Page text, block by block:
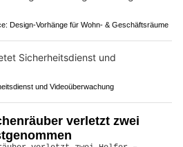
Design-Vorhänge für Wohn- & Geschäftsräume
und Videoüberwachung
verletzt zwei